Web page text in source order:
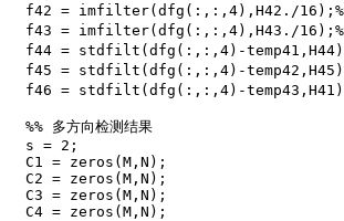
f42 = imfilter(dfg(:,:,4),H42./16);%均
f43 = imfilter(dfg(:,:,4),H43./16);%均
f44 = stdfilt(dfg(:,:,4)-temp41,H44);%
f45 = stdfilt(dfg(:,:,4)-temp42,H45);%
f46 = stdfilt(dfg(:,:,4)-temp43,H41);%
%% 多方向检测结果
s = 2;
C1 = zeros(M,N);
C2 = zeros(M,N);
C3 = zeros(M,N);
C4 = zeros(M,N);